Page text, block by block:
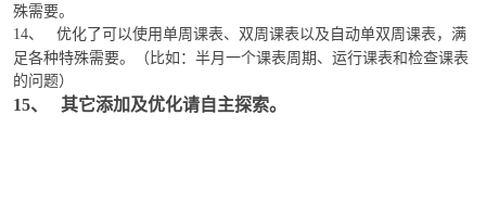
殊需要。
14、 优化了可以使用单周课表、双周课表以及自动单双周课表，满
足各种特殊需要。（比如：半月一个课表周期、运行课表和检查课表
的问题）
15、 其它添加及优化请自主探索。